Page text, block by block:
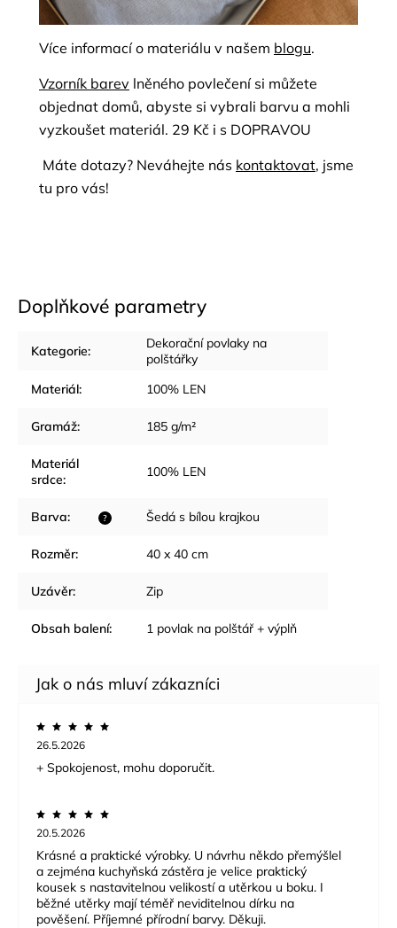
Více informací o materiálu v našem blogu.
Vzorník barev lněného povlečení si můžete
objednat domů, abyste si vybrali barvu a mohli
vyzkoušet materiál. 29 Kč i s DOPRAVOU
Máte dotazy? Neváhejte nás kontaktovat, jsme
tu pro vás!
Doplňkové parametry
Kategorie:
Dekorační povlaky na
polštářky
Materiál: 100% LEN
Gramáž: 185 g/m²
Materiál
srdce: 100% LEN
?
Barva: Šedá s bílou krajkou
Rozměr: 40 x 40 cm
Uzávěr: Zip
Obsah balení: 1 povlak na polštář + výplň
26.5.2026
+ Spokojenost, mohu doporučit.
20.5.2026
Krásné a praktické výrobky. U návrhu někdo přemýšlel
a zejména kuchyňská zástěra je velice praktický
kousek s nastavitelnou velikostí a utěrkou u boku. I
běžné utěrky mají téměř neviditelnou dírku na
pověšení. Příjemné přírodní barvy. Děkuji.